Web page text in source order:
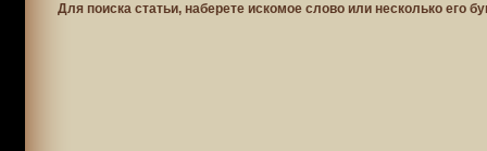
Для поиска статьи, наберете искомое слово или несколько его